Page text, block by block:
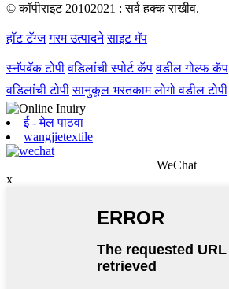
© कॉपीराइट 20102021 : सर्व हक्क राखीव.
हॉट टॅग्ज गरम उत्पादने साइट मॅप
स्नॅपबॅक टोपी वडिलांची स्पोर्ट कॅप वडील गोल्फ कॅप
वडिलांची टोपी सानुकूल भरतकाम लोगो वडील टोपी
ई - मेल पाठवा
wangjietextile
WeChat
x